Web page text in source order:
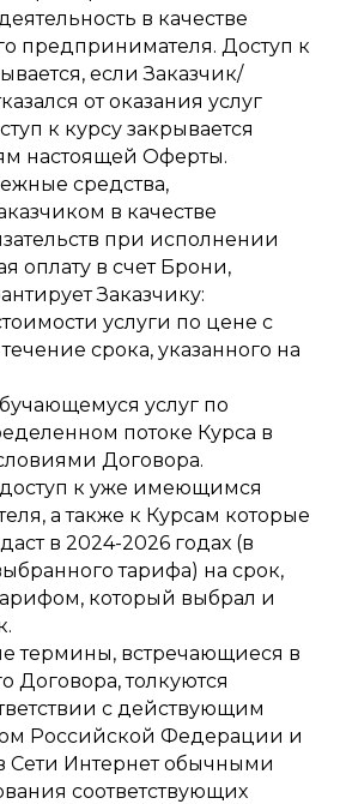
в качестве
предпринимателя. Доступ к
если Заказчик/
от оказания услуг
к курсу закрывается
настоящей Оферты.
средства,
в качестве
при исполнении
оплату в счет Брони,
Заказчику:
услуги по цене с
срока, указанного на
услуг по
потоке Курса в
Договора.
доступ к уже имеющимся
а также к Курсам которые
в 2024-2026 годах (в
тарифа) на срок,
который выбрал и
термины, встречающиеся в
Договора, толкуются
с действующим
Российской Федерации и
Интернет обычными
соответствующих